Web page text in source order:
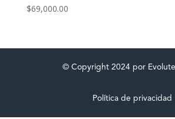
$69,000.00
© Copyright 2024 por
Política de privacidad